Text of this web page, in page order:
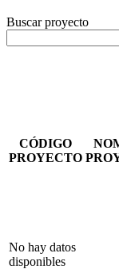
Buscar proyecto
CÓDIGO
PROYECTO
No hay datos
disponibles